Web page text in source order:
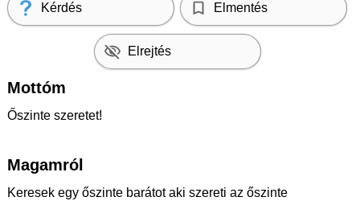
Kérdés Elmentés
Elrejtés
Mottóm
Őszinte szeretet!
Magamról
Keresek egy őszinte barátot aki szereti az őszinte